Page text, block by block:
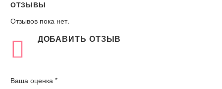
ОТЗЫВЫ
Отзывов пока нет.
ДОБАВИТЬ ОТЗЫВ
Ваша оценка *